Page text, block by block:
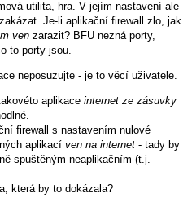
utilita, hra. V jejím nastavení ale
Je-li aplikační firewall zlo, jak
ven zarazit? BFU nezná porty,
to porty jsou.
neposuzujte - je to věcí uživatele.
aplikace internet ze zásuvky
firewall s nastavením nulové
aplikací ven na internet - tady by
spuštěným neaplikačním (t.j.
která by to dokázala?